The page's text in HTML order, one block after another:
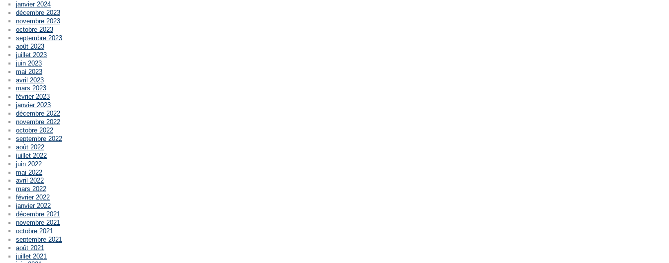
janvier 2024
décembre 2023
novembre 2023
octobre 2023
septembre 2023
août 2023
juillet 2023
juin 2023
mai 2023
avril 2023
mars 2023
février 2023
janvier 2023
décembre 2022
novembre 2022
octobre 2022
septembre 2022
août 2022
juillet 2022
juin 2022
mai 2022
avril 2022
mars 2022
février 2022
janvier 2022
décembre 2021
novembre 2021
octobre 2021
septembre 2021
août 2021
juillet 2021